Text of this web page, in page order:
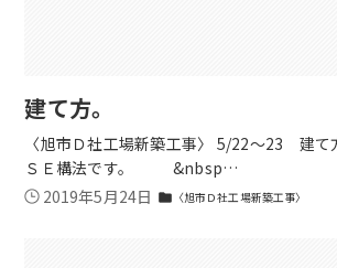
建て方。
〈旭市Ｄ社工場新築工事〉 5/22～23 建て
ＳＥ構法です。 &nbsp…
2019年5月24日 folder 〈旭市Ｄ社工場新築工事〉